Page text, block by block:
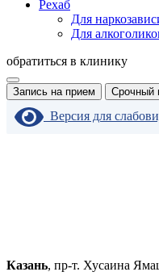
Рехаб
Для
Для
обратиться в клинику
Запись на прием Срочный
Версия для
Казань, пр-т. Хусаина